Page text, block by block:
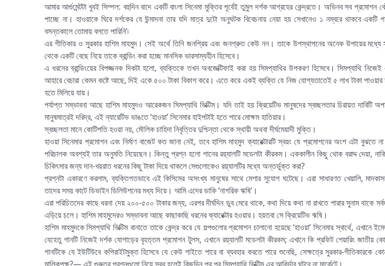
আমার আর্গুমেন্টটা খুবই সিম্পল: বহুদিন বাদে একটি বাংলা সিনেমা মুক্তির পূর্বেই তুমুল দর্শক আগ্রহের কেন্দ্রতে। অভিনব সব প্রমোশন
পাচ্ছে না। হাওয়াকে ঘিরে দর্শকের যে উন্মাদনা তার যদি মাত্র দুটো অনুঘটক বিবেচনায় নেয়া হয় সেখানেও ১ নম্বরে থাকবে একটি
বসন্তকালে তোমায় বলতে পারিনি’৷
এর গীতিকার ও সুরকার হাশিম মাহমুদ। সেই অর্থে তিনি জনপ্রিয় এবং জনশ্রুত কেউ নন। তাকে উপস্থাপনের অনেক উপায়ের মধ্যে
থেকে একটি বেছে নিয়ে তাকে ব্রান্ডিং করা হচ্ছে মানসিক ভারসাম্যহীন হিসেবে।
এ ধরনের ব্রান্ডিংয়ের বিপজ্জনক দিকটা হলো, ব্যক্তিকে তখন অবজেক্টিফাই করা হয় সিমপ্যাথির উপকরণ হিসেবে। সিমপ্যাথি
আহারে বেচারা কেমন কষ্টে আছে, দিই একে ৫০০ টাকা বিকাশ করে। এতে করে একই ব্যক্তি যে নিজ যোগ্যতাতেই ৫ লাখ টাকা পাওয়ার
হতে মিলিয়ে যায়।
পর্যাপ্ত সম্ভাবনা আছে হাশিম মাহমুদও আরেকজন সিমপ্যাথি ভিক্টিম। যদি তাই হয় ক্রিয়েটিভ মানুষদের স্বচ্ছলতার চিরায়ত দাবিটি
মানুষমাত্রই দরিদ্র, এই ন্যারেটিভ ভাঙতে ‘হাওয়া’ সিনেমার হাইপটাই হতে পারে মোক্ষম হাতিয়ার।
স্বচ্ছলতা মানে কোটিপতি হওয়া নয়, মৌলিক চাহিদা নিবৃত্তির দুশ্চিন্তা থেকে স্থায়ী অথবা দীর্ঘমেয়াদী মুক্তি।
হাওয়া সিনেমার প্রমোশন এবং নির্মাণ বাজেট কত জানা নেই, তবে হাশিম মাহমুদ ক্যারেক্টারটি স্বয়ং যে প্রমোশনের অংশ এটা বুঝতে
পরিচালক অবশ্যই তার অনুমতি নিয়েছেন। কিন্তু প্রশ্ন হলো গানের রয়্যালটি মডেলটা কীরকম। এককালীন কিছু থোক বরাদ্দ দেয়া, নাকি
চিকিৎসার জন্য দান-খয়রাত ধরনের কিছু টাকা দিয়ে থাকলে সেগুলোকেও রয়্যালটির মধ্যে অন্তর্ভুক্ত করা?
প্রশ্নটা একারণে করলাম, ব্যক্তিগতভাবে এই কিসিমের অসংখ্য মানুষের সাথে মেশার সুযোগ ঘটেছে। এরা সাধারণত খেয়ালি,
তাদের সময় কাটে ডিভাইন ডিলিউশনের মধ্য দিয়ে। আমি এদের ডাকি ‘নাগরিক ঋষি’।
এরা পরিচিতদের কাছে ধরনা দেয় ২০০-৫০০ টাকার জন্য, এরপর দীর্ঘদিন ডুব মেরে থাকে, কথা দিয়ে কথা না রাখতে পারার সুনাম থাকে
এড়িয়ে চলে। হাশিম মাহমুদেরও সম্ভাবনা আছে কাছাকাছি ধরনের ক্যারেক্টার হওয়ার। হয়তবা সে ক্রিয়েটিভ ঋষি।
হাশিম মাহমুদকে সিমপ্যাথি ভিক্টিম বানাতে তাকে কেন্দ্র করে যে গল্পগুলোর প্রমোশন চালানো হয়েছে ‘হাওয়া’ সিনেমার স্বার্থে,
যেহেতু গানটি নিজেই দর্শক যোগাড়ের বৃহত্তম প্রমোশন টুলস, এখানে রয়্যালটি মডেলটা কীরকম; এখানে কি প্রফিট শেয়ারিং জাতীয়
গানটিকে যে ইউটিউবে কপিরাইটমুক্ত হিসেবে যে কেউ গাইতে পারে বা ব্যবহার করতে পারে শুনেছি, সেক্ষত্রে সুরকার-গীতিকারকে
মালিকপক্ষ?— এই গুরুতর প্রশ্নগুলো নিয়ে সরব হলেই কিছুদিন পর পর সিমপ্যাথি ভিক্টিম এর আবির্ভাব ঘটবে না মার্কেটে।